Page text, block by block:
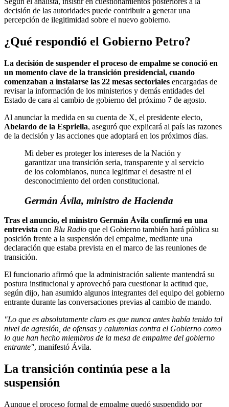
decisión de las autoridades puede contribuir a generar una
percepción de ilegitimidad sobre el nuevo gobierno.
¿Qué respondió el Gobierno Petro?
La decisión de suspender el proceso de empalme se conoció en
un momento clave de la transición presidencial, cuando
comenzaban a instalarse las 22 mesas sectoriales encargadas de
revisar la información de los ministerios y demás entidades del
Estado de cara al cambio de gobierno del próximo 7 de agosto.
Al anunciar la medida en su cuenta de X, el presidente electo,
Abelardo de la Espriella, aseguró que explicará al país las razones
de la decisión y las acciones que adoptará en los próximos días.
Mi deber es proteger los intereses de la Nación y
garantizar una transición seria, transparente y al servicio
de los colombianos, nunca legitimar el desastre ni el
desconocimiento del orden constitucional.
Germán Ávila, ministro de Hacienda
Tras el anuncio, el ministro Germán Ávila confirmó en una
entrevista con Blu Radio que el Gobierno también hará pública su
posición frente a la suspensión del empalme, mediante una
declaración que estaba prevista en el marco de las reuniones de
transición.
El funcionario afirmó que la administración saliente mantendrá su
postura institucional y aprovechó para cuestionar la actitud que,
según dijo, han asumido algunos integrantes del equipo del gobierno
entrante durante las conversaciones previas al cambio de mando.
"Lo que es absolutamente claro es que nunca antes había tenido tal
nivel de agresión, de ofensas y calumnias contra el Gobierno como
lo que han hecho miembros de la mesa de empalme del gobierno
entrante", manifestó Ávila.
La transición continúa pese a la
suspensión
Aunque el proceso formal de empalme quedó suspendido por